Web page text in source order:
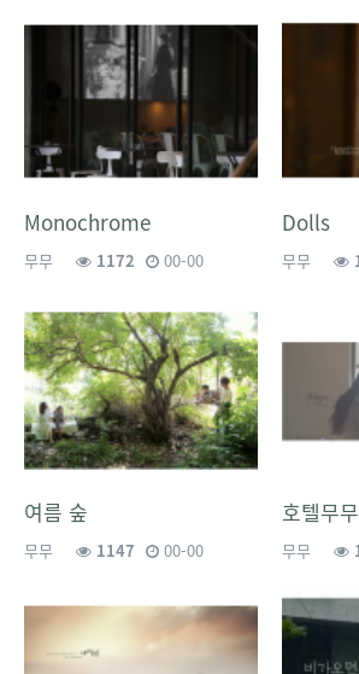
Monochrome
무무 1172 00-00
Dolls
무무
여름 숲
무무 1147 00-00
호텔무
무무